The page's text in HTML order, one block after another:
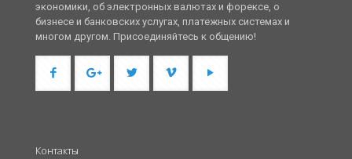
экономики, об электронных валютах и форексе, о
бизнесе и банковских услугах, платежных системах и
многом другом. Присоединяйтесь к общению!
Контакты